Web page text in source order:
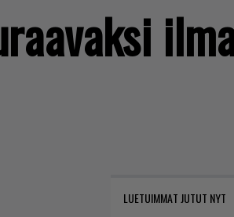
LUETUIMMAT JUTUT NYT